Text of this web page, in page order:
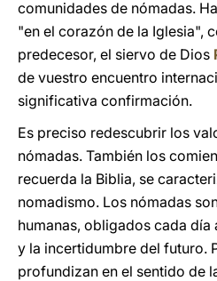
comunidades de nómadas.
"en el corazón de la Iglesia",
predecesor, el siervo de Dios
de vuestro encuentro
significativa confirmación.
Es preciso redescubrir los
nómadas. También los
recuerda la Biblia, se
nomadismo. Los nómadas
humanas, obligados cada
y la incertidumbre del futuro.
profundizan en el sentido de